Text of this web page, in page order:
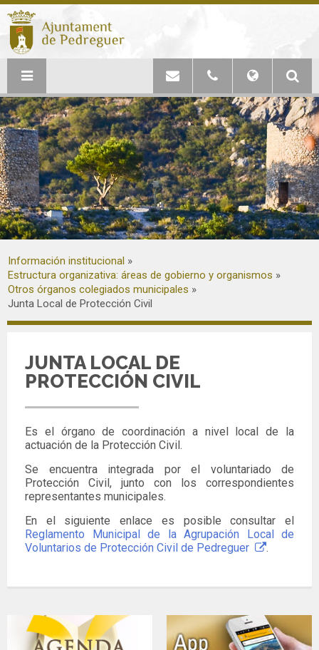
Información institucional
Estructura organizativa: áreas de gobierno y organismos
Otros órganos colegiados municipales
Junta Local de Protección Civil
JUNTA LOCAL DE
PROTECCIÓN CIVIL
Es el órgano de coordinación a nivel local de la
actuación de la Protección Civil.
Se encuentra integrada por el voluntariado de
Protección Civil, junto con los correspondientes
representantes municipales.
En el siguiente enlace es posible consultar el
Reglamento Municipal de la Agrupación Local de
Voluntarios de Protección Civil de Pedreguer
.